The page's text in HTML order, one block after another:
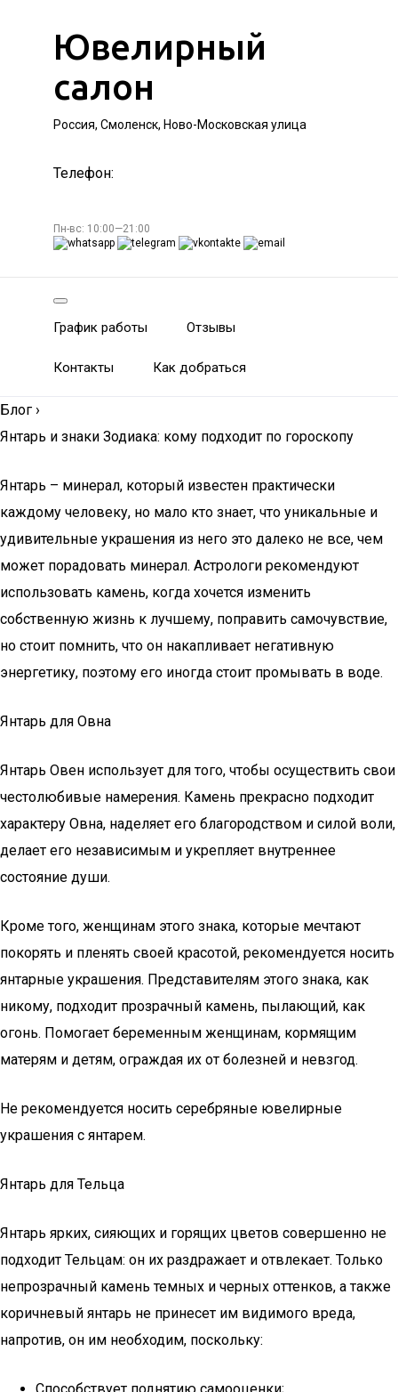
Ювелирный
салон
Россия, Смоленск, Ново-Московская улица
Телефон:
Пн-вс: 10:00—21:00
График работы Отзывы
Контакты Как добраться
Блог ›
Янтарь и знаки Зодиака: кому подходит по гороскопу
Янтарь – минерал, который известен практически
каждому человеку, но мало кто знает, что уникальные и
удивительные украшения из него это далеко не все, чем
может порадовать минерал. Астрологи рекомендуют
использовать камень, когда хочется изменить
собственную жизнь к лучшему, поправить самочувствие,
но стоит помнить, что он накапливает негативную
энергетику, поэтому его иногда стоит промывать в воде.
Янтарь для Овна
Янтарь Овен использует для того, чтобы осуществить свои
честолюбивые намерения. Камень прекрасно подходит
характеру Овна, наделяет его благородством и силой воли,
делает его независимым и укрепляет внутреннее
состояние души.
Кроме того, женщинам этого знака, которые мечтают
покорять и пленять своей красотой, рекомендуется носить
янтарные украшения. Представителям этого знака, как
никому, подходит прозрачный камень, пылающий, как
огонь. Помогает беременным женщинам, кормящим
матерям и детям, ограждая их от болезней и невзгод.
Не рекомендуется носить серебряные ювелирные
украшения с янтарем.
Янтарь для Тельца
Янтарь ярких, сияющих и горящих цветов совершенно не
подходит Тельцам: он их раздражает и отвлекает. Только
непрозрачный камень темных и черных оттенков, а также
коричневый янтарь не принесет им видимого вреда,
напротив, он им необходим, поскольку: